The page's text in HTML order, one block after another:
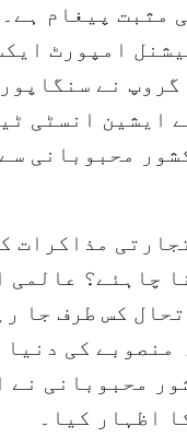
مثبت پیغام
امپورٹ
گروپ نے
ایشین انسٹی
محبوبانی
مذاکرات
چاہئے؟ عالمی
کس طرف جا
منصوبے کی دنیا
محبوبانی نے
اظہار کیا۔